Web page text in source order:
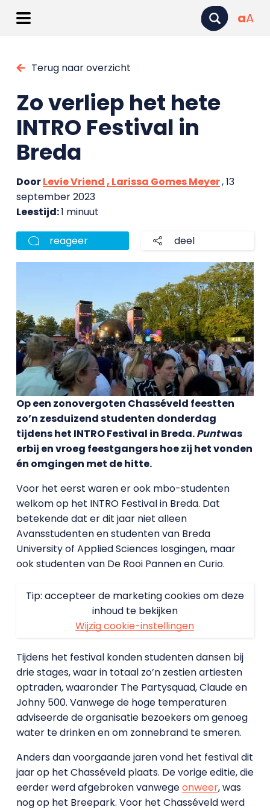
aA
Terug naar overzicht
Zo verliep het hete
INTRO Festival in
Breda
DoorLevie Vriend, Larissa Gomes Meyer, 13
september 2023
Leestijd:1 minuut
reageer deel
Op een zonovergoten Chasséveld feestten
zo’n zesduizend studenten donderdag
tijdens het INTRO Festival in Breda.Puntwas
erbij en vroeg feestgangers hoe zij het vonden
én omgingen met de hitte.
Voor het eerst waren er ook mbo-studenten
welkom op het INTRO Festival in Breda. Dat
betekende dat er dit jaar niet alleen
Avansstudenten en studenten van Breda
University of Applied Sciences losgingen, maar
ook studenten van De Rooi Pannen en Curio.
Tip: accepteer de marketing cookies om deze
inhoud te bekijken
Wijzig cookie-instellingen
Tijdens het festival konden studenten dansen bij
drie stages, waar in totaal zo’n zestien artiesten
optraden, waaronder The Partysquad, Claude en
Johny 500. Vanwege de hoge temperaturen
adviseerde de organisatie bezoekers om genoeg
water te drinken en om zonnebrand te smeren.
Anders dan voorgaande jaren vond het festival dit
jaar op het Chasséveld plaats. De vorige editie, die
eerder werd afgebroken vanwegeonweer, was
nog op het Breepark. Voor het Chasséveld werd